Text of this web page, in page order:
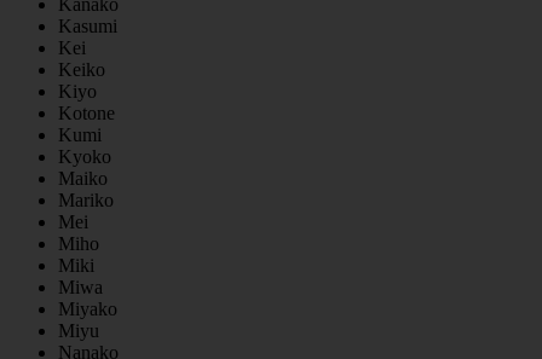
Kanako
Kasumi
Kei
Keiko
Kiyo
Kotone
Kumi
Kyoko
Maiko
Mariko
Mei
Miho
Miki
Miwa
Miyako
Miyu
Nanako